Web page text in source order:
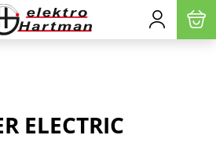
ELECTRIC